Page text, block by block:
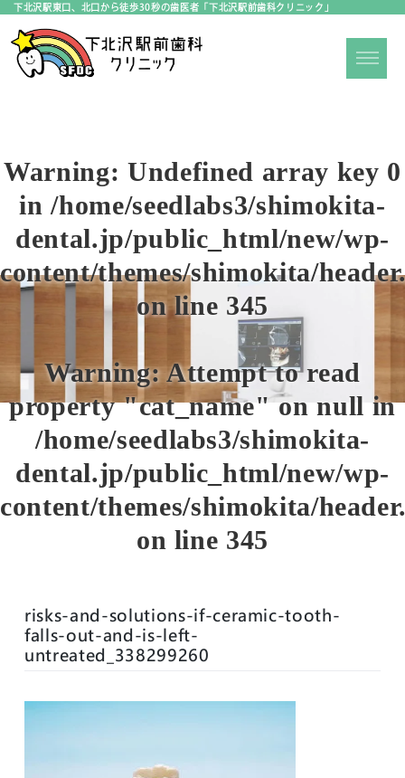
下北沢駅東口、北口から徒歩30秒の歯医者「下北沢駅前歯科クリニック」
Warning: Undefined array key 0
in/home/seedlabs3/shimokita-
dental.jp/public_html/new/wp-
content/themes/shimokita/
on line 345
Warning: Attempt to read
property "cat_name" on null in
/home/seedlabs3/shimokita-
dental.jp/public_html/new/wp-
content/themes/shimokita/
on line 345
risks-and-solutions-if-ceramic-tooth-
falls-out-and-is-left-
untreated_338299260